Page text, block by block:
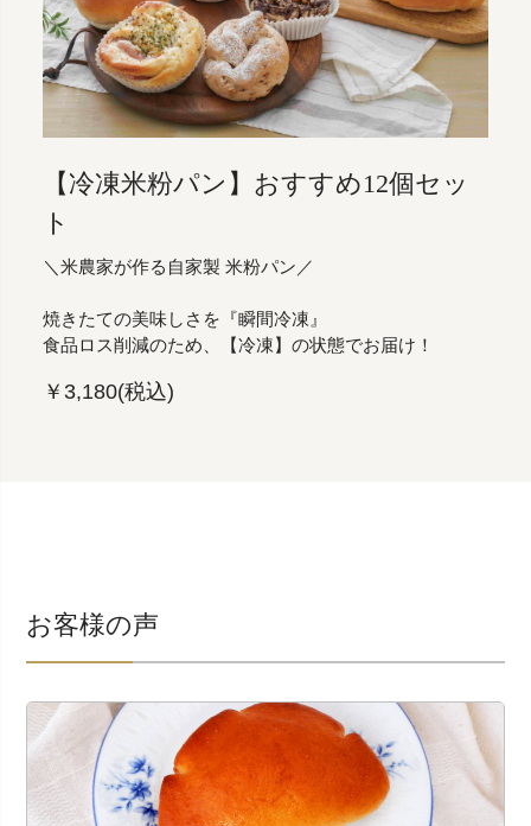
【冷凍米粉パン】おすすめ12個セッ
ト
＼米農家が作る自家製 米粉パン／
焼きたての美味しさを『瞬間冷凍』
食品ロス削減のため、【冷凍】の状態でお届け！
￥3,180(税込)
お客様の声